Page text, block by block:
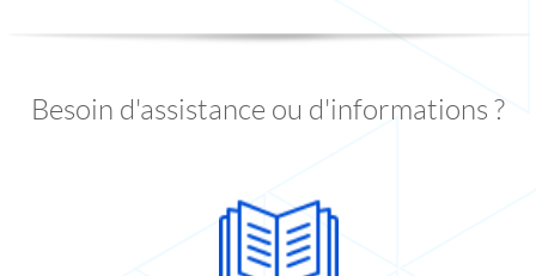
Besoin d'assistance ou d'informations ?